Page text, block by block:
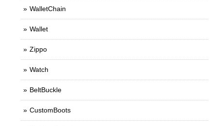
WalletChain
Wallet
Zippo
Watch
BeltBuckle
CustomBoots